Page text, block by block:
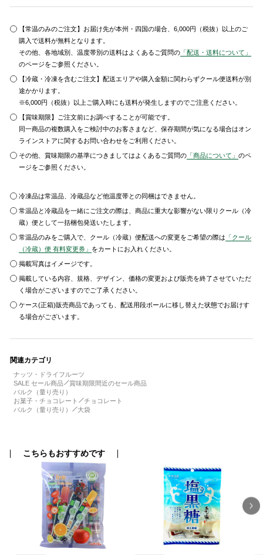
【常温のみのご注文】お届け先が本州・四国の場合、6,000円（税抜）以上のご
購入で送料が無料となります。
その他、各地域別、温度帯別の送料はよくあるご質問の 「配送・送料について」
のページをご参照ください。
【冷蔵・冷凍を含むご注文】配送エリアや購入金額に関わらずクール便送料が別
途かかります。
※6,000円（税抜）以上ご購入時にも送料が発生しますのでご注意ください。
【賞味期限】ご注文前にお調べすることが可能です。
同一商品の複数購入をご検討中のお客さまなど、保存期間が気になる場合はオン
ラインストアに関するお問い合わせをご利用ください。
その他、賞味期限の基準につきましてはよくあるご質問の 「商品について」のペ
ージをご参照ください。
冷凍品は常温品、冷蔵品など他温度帯との同梱はできません。
常温品と冷蔵品を一緒にご注文の際は、商品に重大な影響がない限りクール（冷
蔵）便として一括梱包発送いたします。
常温品のみをご購入で、クール（冷蔵）便配送への変更をご希望の際は 「クール
（冷蔵）便 有料変更券」 をカートにお入れください。
掲載写真はイメージです。
掲載している内容、規格、デザイン、価格の変更および販売を終了させていただ
く場合がございますのでご了承ください。
ケース(正箱)販売商品であっても、配送用段ボールに移し替えた状態でお届けす
る場合がございます。
関連カテゴリ
ナッツ・ドライフルーツ
SALE セール商品
賞味期限間近のセール商品
バルク（量り売り）
お菓子・チョコレート
チョコレート
バルク（量り売り）
大袋
こちらもおすすめです